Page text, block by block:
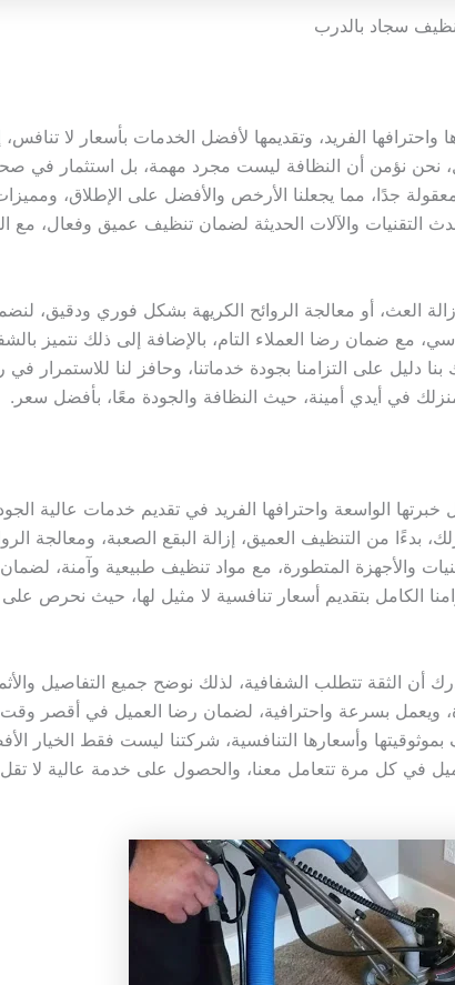
سجاد بالدرب
الفريد، وتقديمها لأفضل الخدمات بأسعار لا
نحن نؤمن أن النظافة ليست مجرد مهمة، بل استثمار في
جدًا، مما يجعلنا الأرخص والأفضل على الإطلاق،
التقنيات والآلات الحديثة لضمان تنظيف عميق وفعال،
العث، أو معالجة الروائح الكريهة بشكل فوري ودقيق،
مع ضمان رضا العملاء التام، بالإضافة إلى ذلك نتميز
على التزامنا بجودة خدماتنا، وحافز لنا للاستمرار في
في أيدي أمينة، حيث النظافة والجودة معًا، بأفضل سعر.
الواسعة واحترافها الفريد في تقديم خدمات عالية
من التنظيف العميق، إزالة البقع الصعبة، ومعالجة
والأجهزة المتطورة، مع مواد تنظيف طبيعية وآمنة،
الكامل بتقديم أسعار تنافسية لا مثيل لها، حيث نحرص على
الثقة تتطلب الشفافية، لذلك نوضح جميع التفاصيل
ويعمل بسرعة واحترافية، لضمان رضا العميل في أقصر
وأسعارها التنافسية، شركتنا ليست فقط الخيار
كل مرة تتعامل معنا، والحصول على خدمة عالية لا تقل